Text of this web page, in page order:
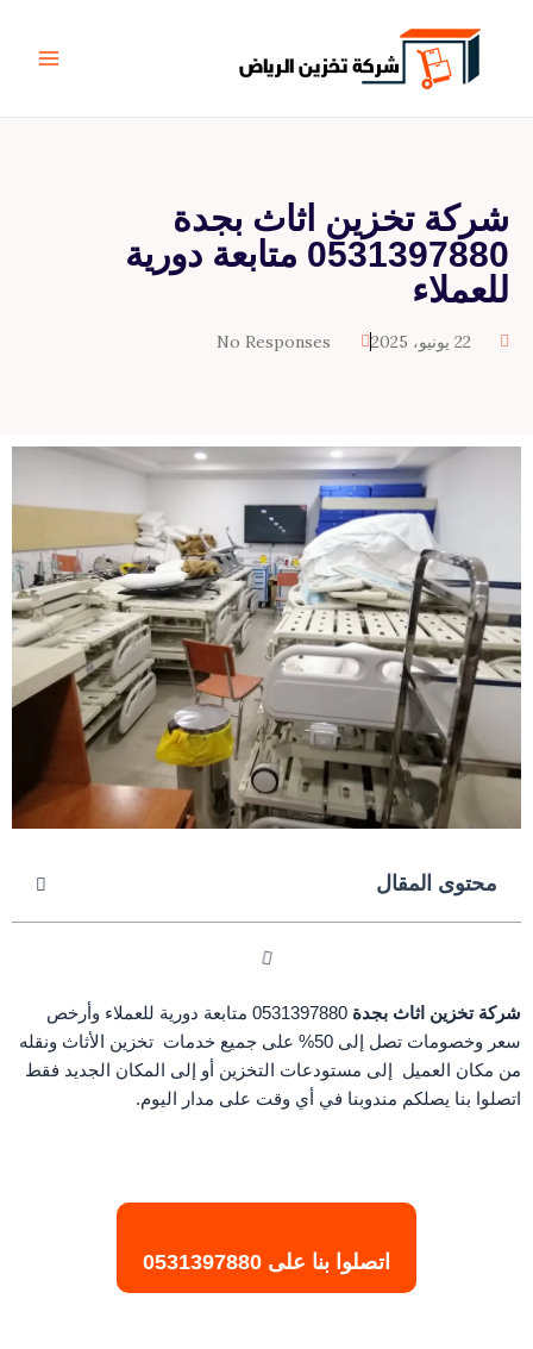
Menu
شركة تخزين اثاث بجدة
0531397880 متابعة دورية
للعملاء
22 يونيو، 2025 No Responses
محتوى المقال
شركة تخزين اثاث بجدة
0531397880 متابعة دورية للعملاء وأرخص
سعر وخصومات تصل إلى 50% على جميع خدمات تخزين الأثاث ونقله
من مكان العميل إلى مستودعات التخزين أو إلى المكان الجديد فقط
اتصلوا بنا يصلكم مندوبنا في أي وقت على مدار اليوم.
اتصلوا بنا على 0531397880